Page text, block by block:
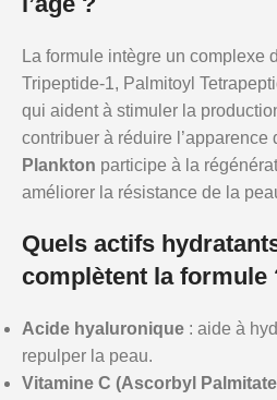
La formule intègre un complexe
Tripeptide-1, Palmitoyl
qui aident à stimuler la
contribuer à réduire l’apparence
Plankton participe à la
améliorer la résistance de la
Quels actifs
complètent la formule
Acide hyaluronique : aide à
repulper la peau.
Vitamine C (Ascorbyl